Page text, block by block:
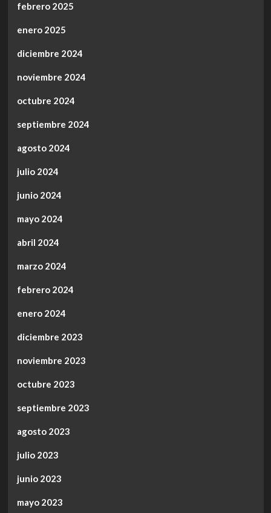
febrero 2025
enero 2025
diciembre 2024
noviembre 2024
octubre 2024
septiembre 2024
agosto 2024
julio 2024
junio 2024
mayo 2024
abril 2024
marzo 2024
febrero 2024
enero 2024
diciembre 2023
noviembre 2023
octubre 2023
septiembre 2023
agosto 2023
julio 2023
junio 2023
mayo 2023